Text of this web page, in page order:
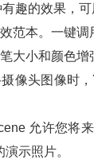
趣的效果，
范本。一键
大小和颜色增
像头图像时
允许您将
示照片。